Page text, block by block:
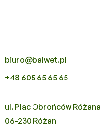
biuro@balwet.pl
+48 605 65 65 65
ul. Plac Obrońców
06-230 Różan